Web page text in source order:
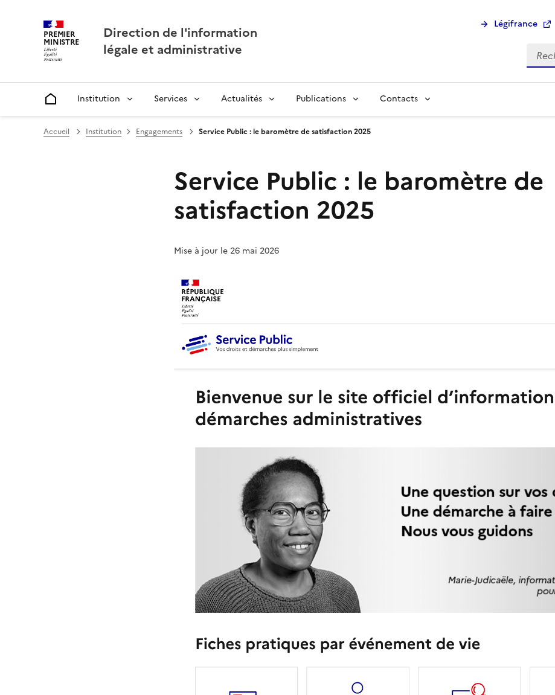
PREMIER
MINISTRE
Direction de l'information
légale et administrative
Légifrance
Institution Services Actualités Publications Contacts
Accueil Institution Engagements Service Public : le baromètre de satisfaction 2025
Service Public : le baromètre de
satisfaction 2025
Mise à jour le 26 mai 2026